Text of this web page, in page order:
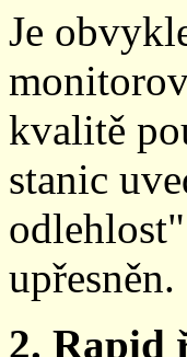
Je
kvalitě
stanic
2. Rapid